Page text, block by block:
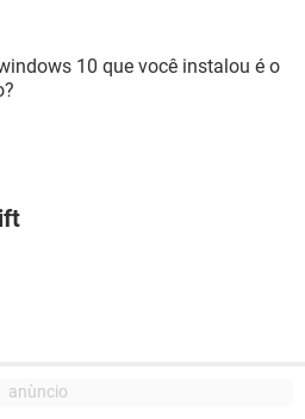
10 que você instalou é o